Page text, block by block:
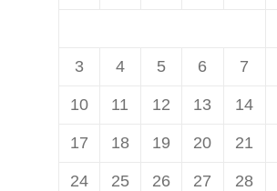
3 4 5 6 7
10 11 12 13 14
17 18 19 20 21
24 25 26 27 28